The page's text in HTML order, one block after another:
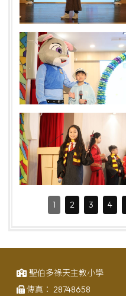
1 2 3 4
聖伯多祿天主教小學
傳真： 28748658